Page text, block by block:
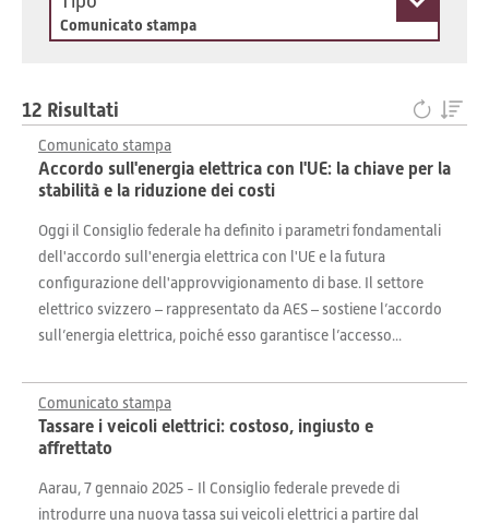
Comunicato stampa
12 Risultati
Comunicato stampa
Accordo sull'energia elettrica con l'UE: la chiave per la
stabilità e la riduzione dei costi
Oggi il Consiglio federale ha definito i parametri fondamentali
dell'accordo sull'energia elettrica con l'UE e la futura
configurazione dell'approvvigionamento di base. Il settore
elettrico svizzero – rappresentato da AES – sostiene l’accordo
sull’energia elettrica, poiché esso garantisce l’accesso...
Comunicato stampa
Tassare i veicoli elettrici: costoso, ingiusto e
affrettato
Aarau, 7 gennaio 2025 - Il Consiglio federale prevede di
introdurre una nuova tassa sui veicoli elettrici a partire dal